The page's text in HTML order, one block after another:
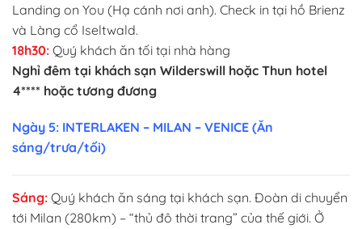
Landing on You (Hạ cánh nơi anh). Check in tại hồ Brienz
và Làng cổ Iseltwald.
18h30: Quý khách ăn tối tại nhà hàng
Nghỉ đêm tại khách sạn Wilderswill hoặc Thun hotel
4**** hoặc tương đương
Ngày 5: INTERLAKEN – MILAN – VENICE (Ăn
sáng/trưa/tối)
Sáng: Quý khách ăn sáng tại khách sạn. Đoàn di chuyển
tới Milan (280km) – “thủ đô thời trang” của thế giới. Ở